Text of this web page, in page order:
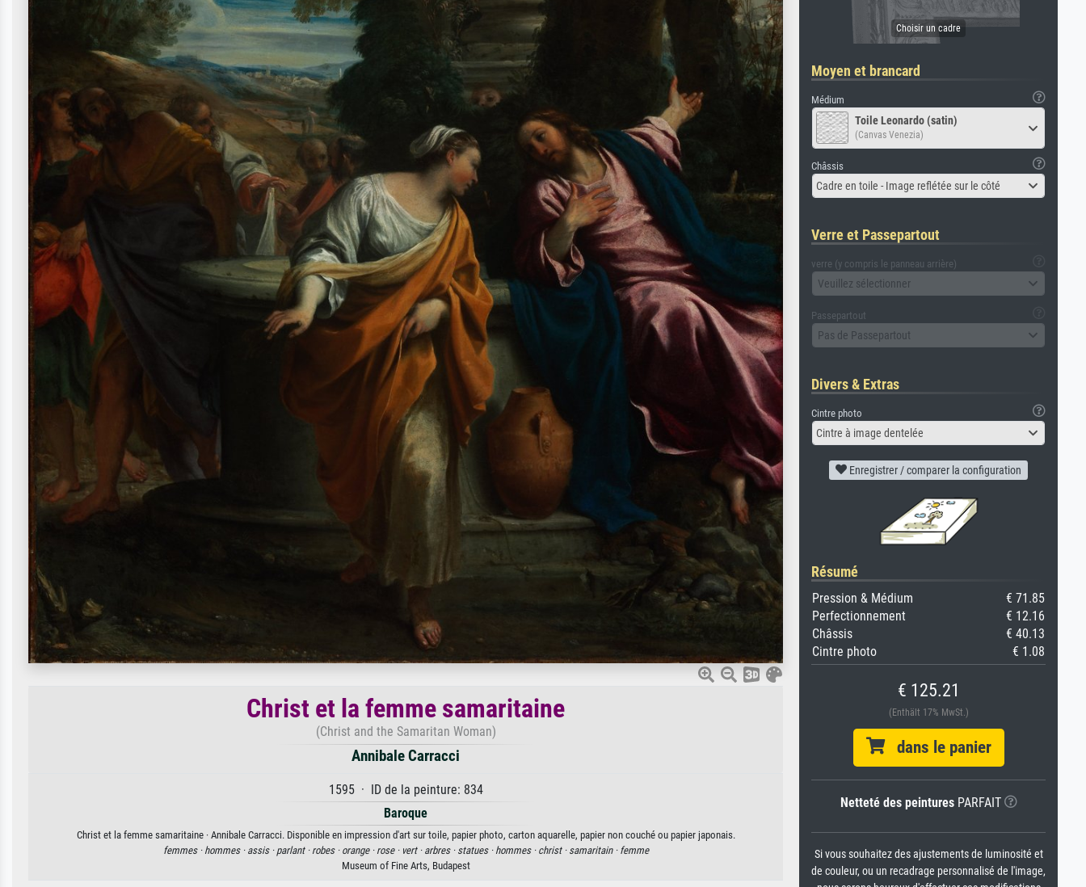
Christ et la femme samaritaine
(Christ and the Samaritan Woman)
Annibale Carracci
1595 · ID de la peinture: 834
Baroque
Christ et la femme samaritaine · Annibale Carracci. Disponible en impression d'art sur toile, papier photo, carton aquarelle, papier non couché ou papier japonais.
femmes · hommes · assis · parlant · robes · orange · rose · vert · arbres · statues · hommes · christ · samaritain · femme
Museum of Fine Arts, Budapest
Moyen et brancard
Médium
Toile Leonardo (satin)
(Canvas Venezia)
Châssis
Cadre en toile - Image reflétée sur le côté
Verre et Passepartout
verre (y compris le panneau arrière)
Veuillez sélectionner
Passepartout
Pas de Passepartout
Divers & Extras
Cintre photo
Cintre à image dentelée
Enregistrer / comparer la configuration
Résumé
Pression & Médium
€ 71.85
Perfectionnement
€ 12.16
Châssis
€ 40.13
Cintre photo
€ 1.08
€ 125.21
(Enthält 17% MwSt.)
dans le panier
Netteté des peinturesPARFAIT
Si vous souhaitez des ajustements de luminosité et
de couleur, ou un recadrage personnalisé de l'image,